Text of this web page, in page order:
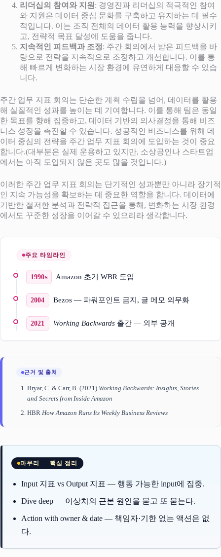
리더십의 참여와 지원 : 경영진과 리더십의 적극적인 참여
와 지원은 데이터 중심 문화를 구축하고 유지하는 데 필수
적입니다. 이는 조직 전체의 데이터 활용 능력을 향상시키
고, 전략적 목표 달성에 도움을 줍니다.
지속적인 피드백과 조정: 주간 회의에서 받은 피드백을 바
탕으로 전략을 지속적으로 조정하고 개선합니다. 이를 통
해 빠르게 변화하는 시장 환경에 유연하게 대응할 수 있습
니다.
주간 업무 지표 회의는 단순한 계획 수립을 넘어, 데이터를 활용
해 실질적인 성과를 높이는 데 기여합니다. 이를 통해 팀은 동일
한 목표를 향해 집중하고, 데이터 기반의 의사결정을 통해 비즈
니스 성장을 촉진할 수 있습니다. 성공적인 비즈니스를 위해 데
이터 중심의 전략을 주간 업무 지표 회의에 도입하는 것이 중요
합니다.(대부분은 실제 운용하고 있지만, 소상공인나 스타트업
에서는 아직 도입되지 않은 곳도 많을 것입니다.)
이러한 주간 업무 지표 회의는 단기적인 성과뿐만 아니라 장기적
인 지속 가능성을 확보하는 데 중요한 역할을 합니다. 데이터에
기반한 철저한 분석과 전략적 접근을 통해, 변화하는 시장 환경
에서도 꾸준한 성장을 이어갈 수 있으리라 생각합니다.
주요 타임라인
1990s Amazon 초기 WBR 도입
2004 Bezos — 파워포인트 금지, 글 메모 의무화
2021 Working Backwards출간 — 외부 공개
근거 및 출처
Bryar, C. & Carr, B. (2021) Working Backwards: Insights, Stories
and Secrets from Inside Amazon
HBR How Amazon Runs Its Weekly Business Reviews
마무리 — 핵심 정리
Input 지표 vs Output 지표 — 행동 가능한 input에 집중.
Dive deep — 이상치의 근본 원인을 묻고 또 묻는다.
Action with owner & date — 책임자·기한 없는 액션은 없
다.